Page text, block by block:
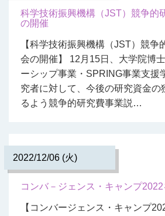
科学技術振興機構（JST）競争的
の開催
【科学技術振興機構（JST）競争
会の開催】 12月15日、大学院博
ーシップ事業・SPRING事業支援
究者に対して、今後の研究資金の
るよう競争的研究費事業説…
2022/12/06 (火)
コンバ－ジェンス・キャンプ
【コンバージェンス・キャンプ